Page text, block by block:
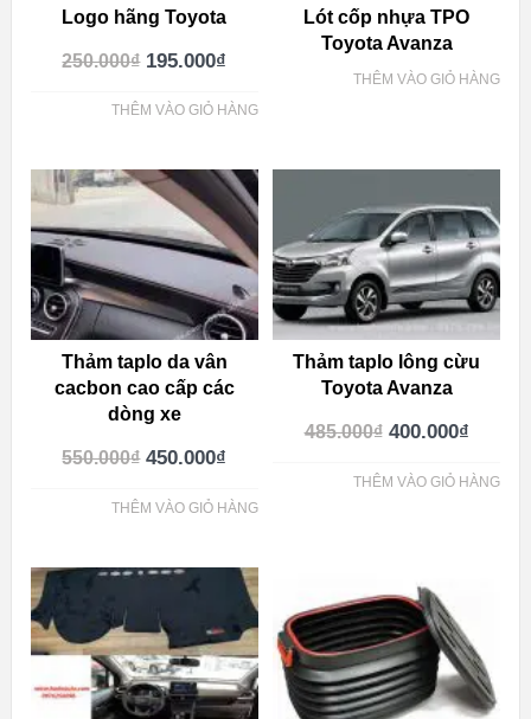
Logo hãng Toyota
250.000₫ 195.000₫
THÊM VÀO GIỎ HÀNG
Lót cốp nhựa TPO
Toyota Avanza
THÊM VÀO GIỎ HÀNG
Thảm taplo da vân
cacbon cao cấp các
dòng xe
550.000₫ 450.000₫
THÊM VÀO GIỎ HÀNG
Thảm taplo lông cừu
Toyota Avanza
485.000₫ 400.000₫
THÊM VÀO GIỎ HÀNG